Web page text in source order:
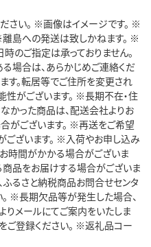
さい。 ※画像はイメージです。 ※
島への発送は致しかねます。 ※
のご指定は承っておりません。
場合は、あらかじめご連絡くだ
す。転居等でご住所を変更され
性がございます。 ※長期不在・住
かった商品は、配送会社よりお
がございます。 ※再送をご希望
ございます。 ※入荷やお申し込み
時間がかかる場合がございま
品をお届けする場合がございま
るさと納税商品お問合せセンタ
※長期欠品等が発生した場合、
りメールにてご案内をいたしま
ご登録ください。 ※返礼品コー